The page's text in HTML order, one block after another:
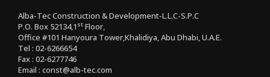
Alba-Tec Construction & Development-L.L.C-S.P.C
P.O. Box 52134,1 st Floor,
Office #101 Hanyoura Tower,Khalidiya, Abu Dhabi, U.A.E.
Tel : 02-6266654
Fax : 02-6277746
Email : const@alb-tec.com